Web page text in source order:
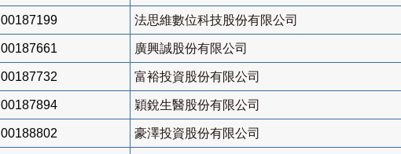
00187199 法思維數位科技股份有限公司
00187661 廣興誠股份有限公司
00187732 富裕投資股份有限公司
00187894 穎銳生醫股份有限公司
00188802 豪澤投資股份有限公司